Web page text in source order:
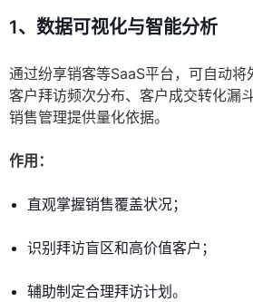
1、数据可视化与智能分析
通过纷享销客等SaaS平台，可自动将
客户拜访频次分布、客户成交转化漏
销售管理提供量化依据。
作用：
直观掌握销售覆盖状况；
识别拜访盲区和高价值客户；
辅助制定合理拜访计划。